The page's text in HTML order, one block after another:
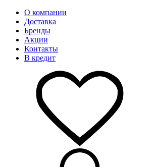
О компании
Доставка
Бренды
Акции
Контакты
В кредит